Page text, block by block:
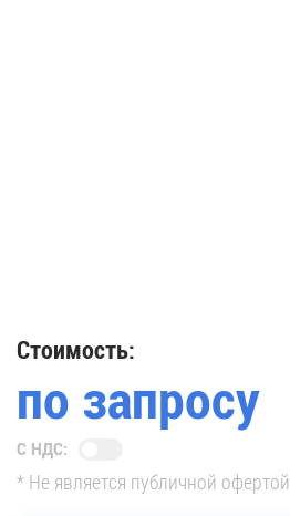
Купить новую технику
Сферы применения
Стоимость:
по запросу
С НДС:
* Не является публичной офертой